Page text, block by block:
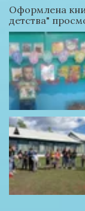
Оформлена
детства"